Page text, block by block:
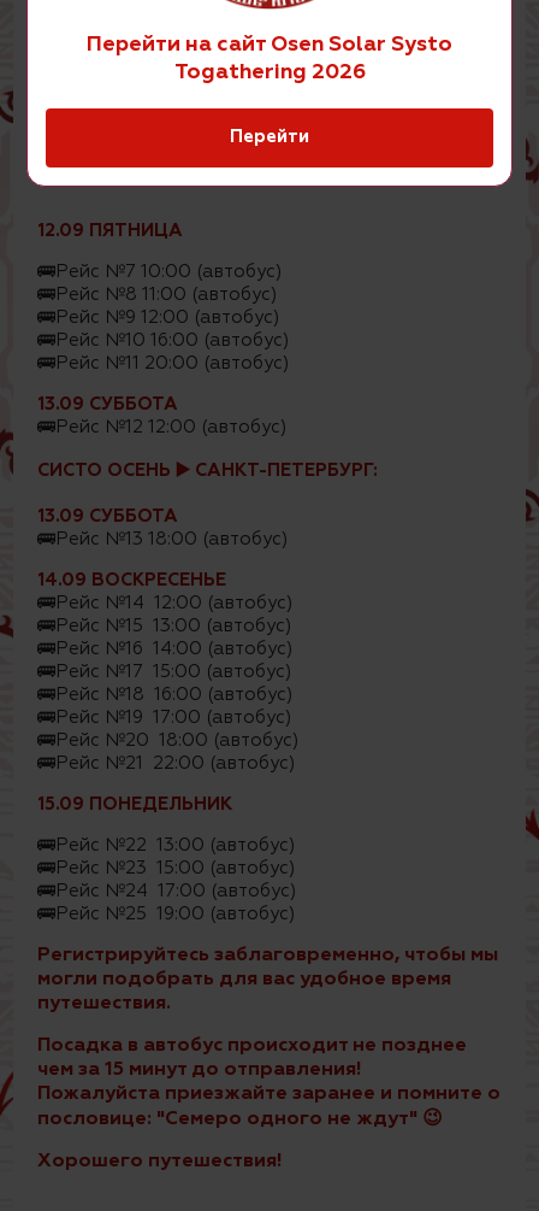
🚌Рейс №1 11:00 (автобус)
11.09 ЧЕТВЕРГ
🚌Рейс №2 10:00 (автобус)
🚌Рейс №5 15:00 (автобус)
🚌Рейс №6 20:00 (автобус)
12.09 ПЯТНИЦА
🚌Рейс №7 10:00 (автобус)
🚌Рейс №8 11:00 (автобус)
🚌Рейс №9 12:00 (автобус)
🚌Рейс №10 16:00 (автобус)
🚌Рейс №11 20:00 (автобус)
13.09 СУББОТА
🚌Рейс №12 12:00 (автобус)
СИСТО ОСЕНЬ ▶️ САНКТ-ПЕТЕРБУРГ:
13.09 СУББОТА
🚌Рейс №13 18:00 (автобус)
14.09 ВОСКРЕСЕНЬЕ
🚌Рейс №14 12:00 (автобус)
🚌Рейс №15 13:00 (автобус)
🚌Рейс №16 14:00 (автобус)
🚌Рейс №17 15:00 (автобус)
🚌Рейс №18 16:00 (автобус)
🚌Рейс №19 17:00 (автобус)
🚌Рейс №20 18:00 (автобус)
🚌Рейс №21 22:00 (автобус)
15.09 ПОНЕДЕЛЬНИК
🚌Рейс №22 13:00 (автобус)
🚌Рейс №23 15:00 (автобус)
🚌Рейс №24 17:00 (автобус)
🚌Рейс №25 19:00 (автобус)
Регистрируйтесь заблаговременно, чтобы мы
могли подобрать для вас удобное время
путешествия.
Посадка в автобус происходит не позднее
чем за 15 минут до отправления!
Пожалуйста приезжайте заранее и помните о
пословице: "Семеро одного не ждут" 😉
Хорошего путешествия!
Перейти на сайт Osen Solar Systo
Togathering 2026
Перейти